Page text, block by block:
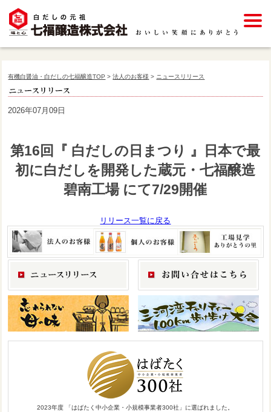
有機白醤油・白だしの七福醸造TOP >法人のお客様 > ニュースリリース
2026年07月09日
第16回『 白だしの日まつり 』日本で最
初に白だしを開発した蔵元・七福醸造
碧南工場 にて7/29開催
リリース一覧に戻る
2023年度 「はばたく中小企業・小規模事業者300社」に選ばれました。